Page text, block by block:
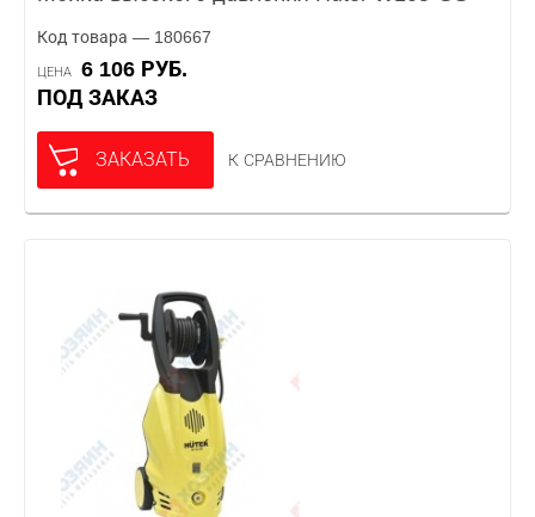
Код товара — 180667
ЦЕНА
6 106 РУБ.
ПОД ЗАКАЗ
ЗАКАЗАТЬ К СРАВНЕНИЮ